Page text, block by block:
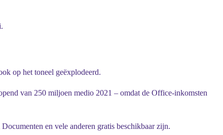
op het toneel geëxplodeerd.
van 250 miljoen medio 2021 – omdat de Office-inkomsten
en vele anderen gratis beschikbaar zijn.